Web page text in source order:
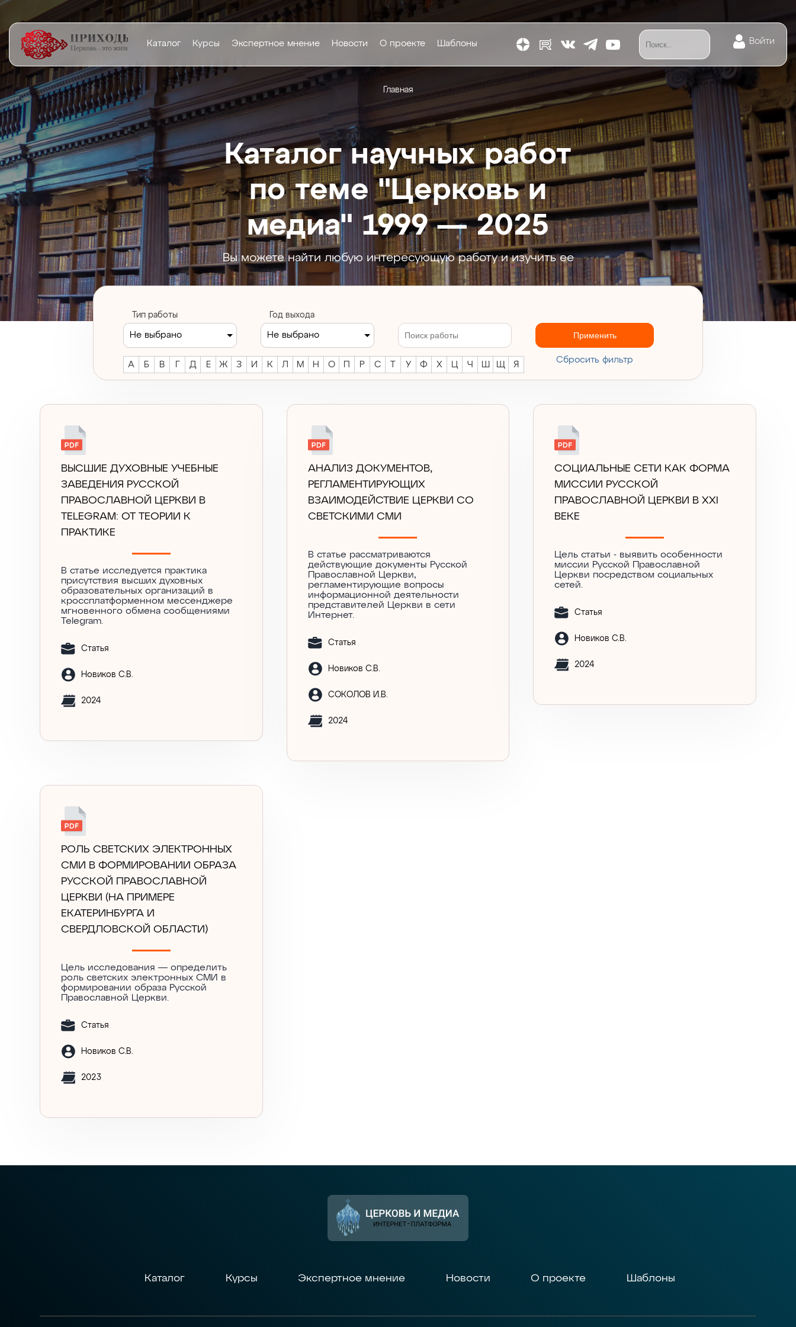
Каталог Курсы Экспертное мнение Новости О проекте Шаблоны Войти
Главная
Каталог научных работ
по теме "Церковь и
медиа" 1999 — 2025
Вы можете найти любую интересующую работу и изучить ее
Тип работы
Не выбрано
Год выхода
Не выбрано Применить
Cбросить фильтр
А Б В Д Е Ж З И К Л М Н О Р С У Ф Х Ц Ч Ш Щ Я
ВЫСШИЕ ДУХОВНЫЕ УЧЕБНЫЕ
ЗАВЕДЕНИЯ РУССКОЙ
ПРАВОСЛАВНОЙ ЦЕРКВИ В
TELEGRAM: ОТ ТЕОРИИ К
ПРАКТИКЕ
В статье исследуется практика
присутствия высших духовных
образовательных организаций в
кроссплатформенном мессенджере
мгновенного обмена сообщениями
Telegram.
Статья
Новиков С.В.
2024
АНАЛИЗ ДОКУМЕНТОВ,
РЕГЛАМЕНТИРУЮЩИХ
ВЗАИМОДЕЙСТВИЕ ЦЕРКВИ СО
СВЕТСКИМИ СМИ
В статье рассматриваются
действующие документы Русской
Православной Церкви,
регламентирующие вопросы
информационной деятельности
представителей Церкви в сети
Интернет.
Статья
Новиков С.В.
СОКОЛОВ И.В.
2024
СОЦИАЛЬНЫЕ СЕТИ КАК ФОРМА
МИССИИ РУССКОЙ
ПРАВОСЛАВНОЙ ЦЕРКВИ В XXI
ВЕКЕ
Цель статьи - выявить особенности
миссии Русской Православной
Церкви посредством социальных
сетей.
Статья
Новиков С.В.
2024
РОЛЬ СВЕТСКИХ ЭЛЕКТРОННЫХ
СМИ В ФОРМИРОВАНИИ ОБРАЗА
РУССКОЙ ПРАВОСЛАВНОЙ
ЦЕРКВИ (НА ПРИМЕРЕ
ЕКАТЕРИНБУРГА И
СВЕРДЛОВСКОЙ ОБЛАСТИ)
Цель исследования — определить
роль светских электронных СМИ в
формировании образа Русской
Православной Церкви.
Статья
Новиков С.В.
2023
Каталог Курсы Экспертное мнение Новости О проекте Шаблоны